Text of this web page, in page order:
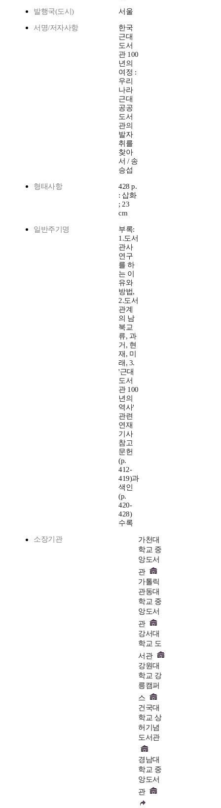
발행국(도시) 서울
서명/저자사항
한국
근대
도서
관 100
년의
여정 :
우리
나라
근대
공공
도서
관의
발자
취를
찾아
서 / 송
승섭
형태사항
428 p.
: 삽화
; 23
cm
일반주기명
부록:
1.도서
관사
연구
를 하
는 이
유와
방법,
2.도서
관계
의 남
북교
류, 과
거, 현
재, 미
래, 3.
'근대
도서
관 100
년의
역사'
관련
연재
기사
참고
문헌
(p.
412-
419)과
색인
(p.
420-
428)
수록
소장기관
가천대
학교 중
앙도서
관
가톨릭
관동대
학교 중
앙도서
관
강서대
학교 도
서관
강원대
학교 강
릉캠퍼
스
건국대
학교 상
허기념
도서관
경남대
학교 중
앙도서
관